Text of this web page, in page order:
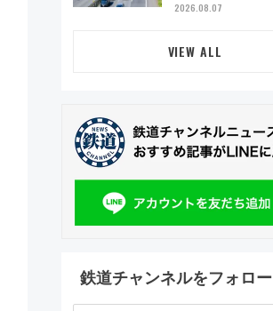
2026.08.07
VIEW ALL
鉄道チャンネルをフォロー